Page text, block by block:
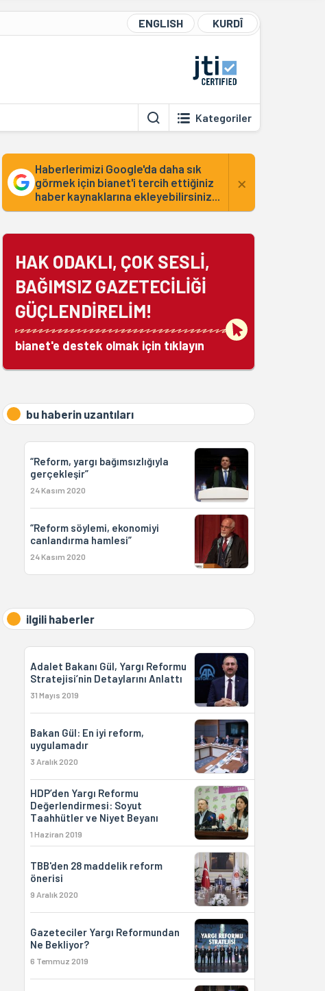
ENGLISH KURDÎ
Kategoriler
Haberlerimizi Google'da daha sık
görmek için bianet'i tercih ettiğiniz
haber kaynaklarına ekleyebilirsiniz...
×
HAK ODAKLI, ÇOK SESLİ,
BAĞIMSIZ GAZETECİLİĞİ
GÜÇLENDİRELİM!
bianet'e destek olmak için tıklayın
bu haberin uzantıları
“Reform, yargı bağımsızlığıyla
gerçekleşir”
24 Kasım 2020
“Reform söylemi, ekonomiyi
canlandırma hamlesi”
24 Kasım 2020
ilgili haberler
Adalet Bakanı Gül, Yargı Reformu
Stratejisi’nin Detaylarını Anlattı
31 Mayıs 2019
Bakan Gül: En iyi reform,
uygulamadır
3 Aralık 2020
HDP’den Yargı Reformu
Değerlendirmesi: Soyut
Taahhütler ve Niyet Beyanı
1 Haziran 2019
TBB'den 28 maddelik reform
önerisi
9 Aralık 2020
Gazeteciler Yargı Reformundan
Ne Bekliyor?
6 Temmuz 2019